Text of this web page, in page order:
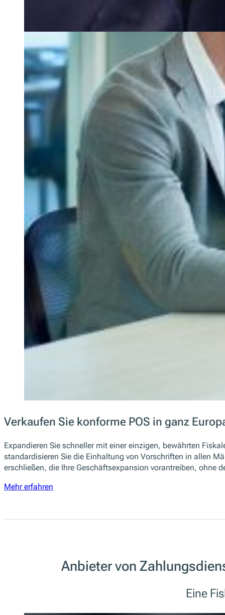
Verkaufen Sie konforme POS in ganz
Expandieren Sie schneller mit einer einzigen, bewährten
standardisieren Sie die Einhaltung von Vorschriften in allen
erschließen, die Ihre Geschäftsexpansion vorantreiben, ohne
Mehr erfahren
Anbieter von
Eine